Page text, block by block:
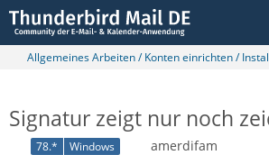
Allgemeines Arbeiten / Konten einrichten /
Signatur zeigt nur noch
78.* Windows
amerdifam